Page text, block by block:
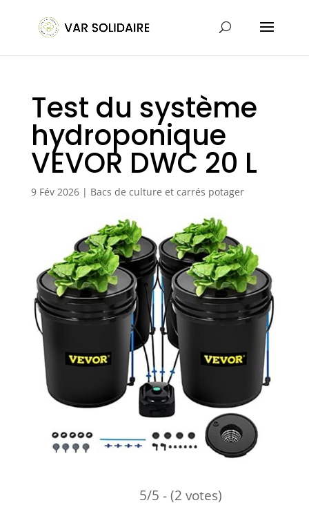
Test du système
hydroponique
VEVOR DWC 20 L
9 Fév 2026| Bacs de culture et carrés potager
5/5 - (2 votes)